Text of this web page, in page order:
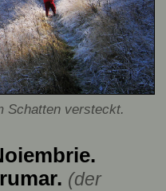
Schatten versteckt.
(der